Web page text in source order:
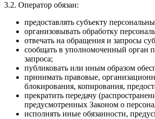
3.2. Оператор обязан:
предоставлять субъекту
организовывать обработку
отвечать на обращения и запросы
сообщать в уполномоченный орган
запроса;
публиковать или иным образом
принимать правовые,
блокирования, копирования,
прекратить передачу
предусмотренных Законом о
исполнять иные обязанности,